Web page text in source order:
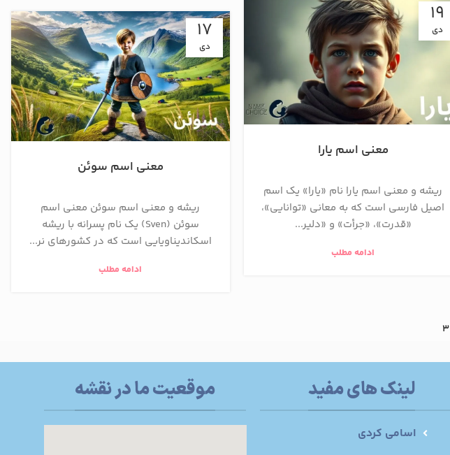
19
دی
معنی اسم یارا
ریشه و معنی اسم یارا نام «یارا» یک اسم
اصیل فارسی است که به معانی «توانایی»،
«قدرت»، «جرأت» و «دلیر...
ادامه مطلب
17
دی
معنی اسم سوئن
ریشه و معنی اسم سوئن معنی اسم
سوئن (Sven) یک نام پسرانه با ریشه
اسکاندیناویایی است که در کشورهای نر...
ادامه مطلب
3
لینک های مفید
اسامی کردی
موقعیت ما در نقشه